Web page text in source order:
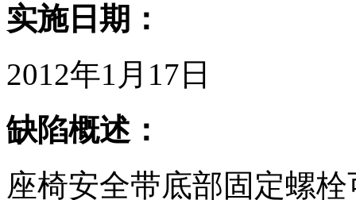
实施日期：
2012年1月17日
缺陷概述：
座椅安全带底部固定螺